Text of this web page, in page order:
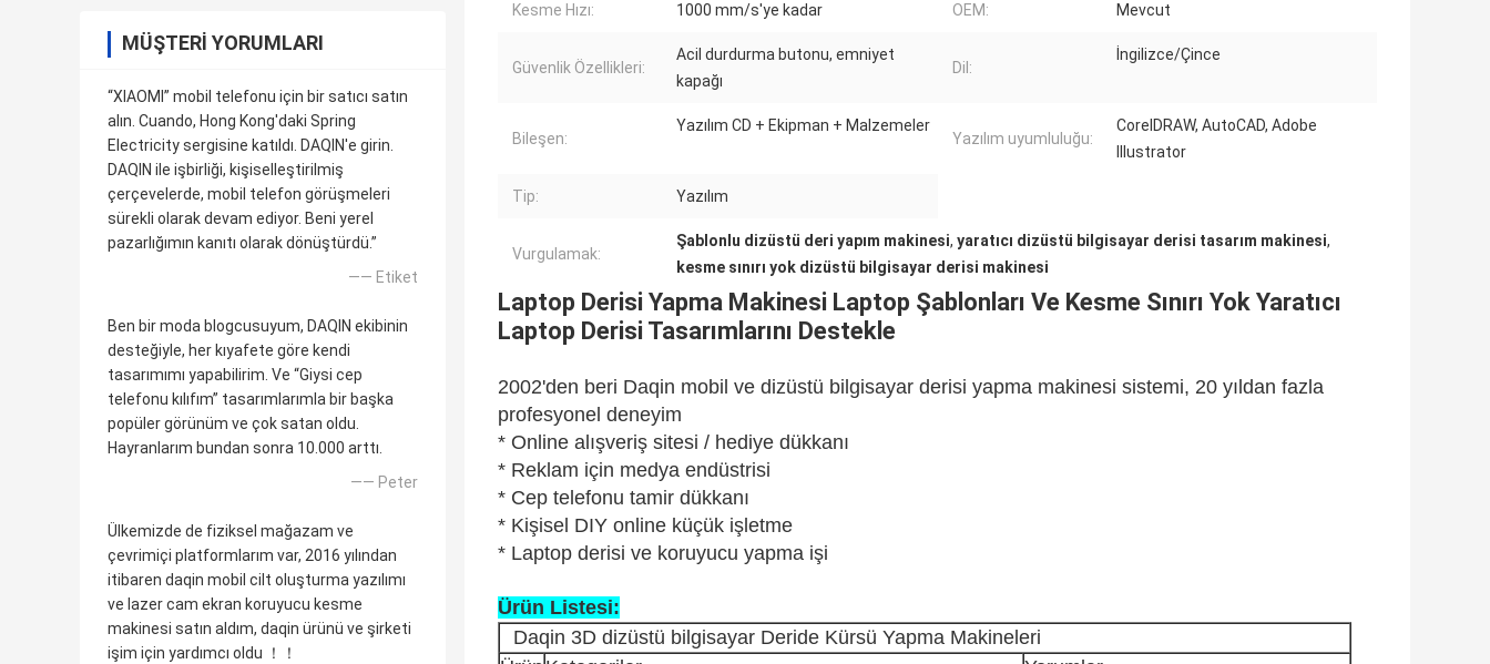
MÜŞTERI YORUMLARI
“XIAOMI” mobil telefonu için bir satıcı satın
alın. Cuando, Hong Kong'daki Spring
Electricity sergisine katıldı. DAQIN'e girin.
DAQIN ile işbirliği, kişiselleştirilmiş
çerçevelerde, mobil telefon görüşmeleri
sürekli olarak devam ediyor. Beni yerel
pazarlığımın kanıtı olarak dönüştürdü.”
—— Etiket
Ben bir moda blogcusuyum, DAQIN ekibinin
desteğiyle, her kıyafete göre kendi
tasarımımı yapabilirim. Ve “Giysi cep
telefonu kılıfım” tasarımlarımla bir başka
popüler görünüm ve çok satan oldu.
Hayranlarım bundan sonra 10.000 arttı.
—— Peter
Ülkemizde de fiziksel mağazam ve
çevrimiçi platformlarım var, 2016 yılından
itibaren daqin mobil cilt oluşturma yazılımı
ve lazer cam ekran koruyucu kesme
makinesi satın aldım, daqin ürünü ve şirketi
işim için yardımcı oldu ！！
Kesme Hızı: 1000 mm/s'ye kadar OEM: Mevcut
Güvenlik Özellikleri:
Acil durdurma butonu, emniyet
kapağı
Dil:
İngilizce/Çince
Bileşen:
Yazılım CD + Ekipman + Malzemeler
Yazılım uyumluluğu:
CorelDRAW, AutoCAD, Adobe
Illustrator
Tip: Yazılım
Vurgulamak:
Şablonlu dizüstü deri yapım makinesi, yaratıcı dizüstü bilgisayar derisi tasarım makinesi,
kesme sınırı yok dizüstü bilgisayar derisi makinesi
Laptop Derisi Yapma Makinesi Laptop Şablonları Ve Kesme Sınırı Yok Yaratıcı
Laptop Derisi Tasarımlarını Destekle
2002'den beri Daqin mobil ve dizüstü bilgisayar derisi yapma makinesi sistemi, 20 yıldan fazla
profesyonel deneyim
* Online alışveriş sitesi / hediye dükkanı
* Reklam için medya endüstrisi
* Cep telefonu tamir dükkanı
* Kişisel DIY online küçük işletme
* Laptop derisi ve koruyucu yapma işi
Ürün Listesi:
Daqin 3D dizüstü bilgisayar Deride Kürsü Yapma Makineleri